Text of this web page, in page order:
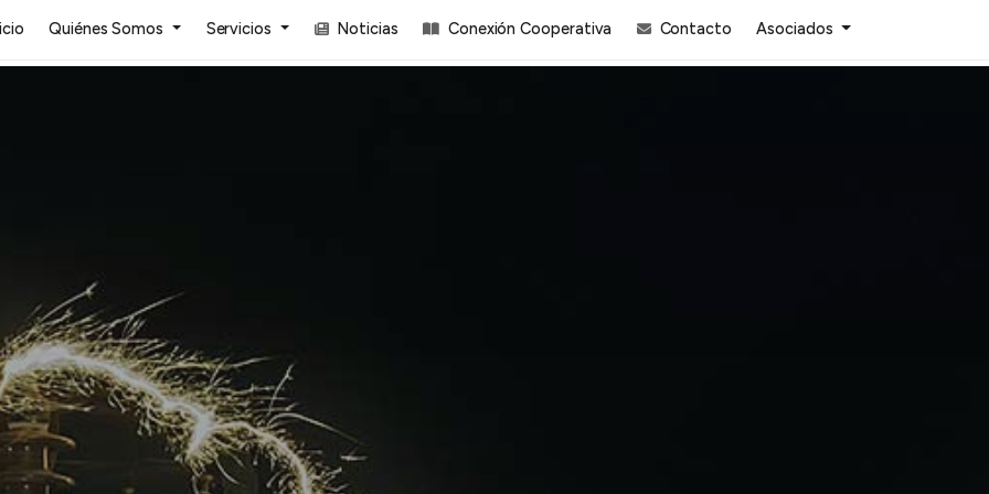
Quiénes Somos Servicios Noticias Conexión Cooperativa Contacto Asociados